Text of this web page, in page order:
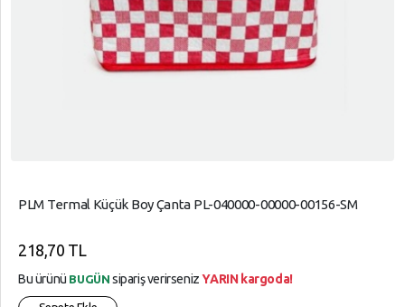
PLM Termal Küçük Boy Çanta PL-040000-00000-00156-SM
218,70 TL
Bu ürünü BUGÜN sipariş verirsenizYARIN kargoda!